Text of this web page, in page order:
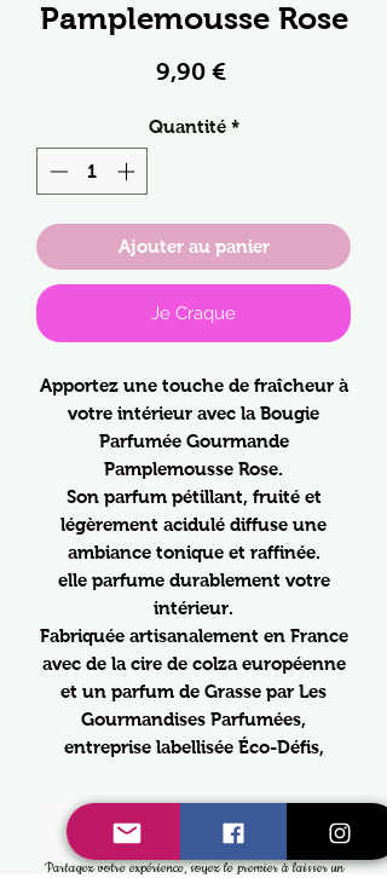
Pamplemousse Rose
9,90 €Prix
Quantité *
Ajouter au panier
Je Craque
Apportez une touche de fraîcheur à
votre intérieur avec la Bougie
Parfumée Gourmande
Pamplemousse Rose.
Son parfum pétillant, fruité et
légèrement acidulé diffuse une
ambiance tonique et raffinée.
elle parfume durablement votre
intérieur.
Fabriquée artisanalement en France
avec de la cire de colza européenne
et un parfum de Grasse par Les
Gourmandises Parfumées,
entreprise labellisée Éco-Défis,
Aucun avis pour le moment
Partagez votre expérience, soyez le premier à laisser un